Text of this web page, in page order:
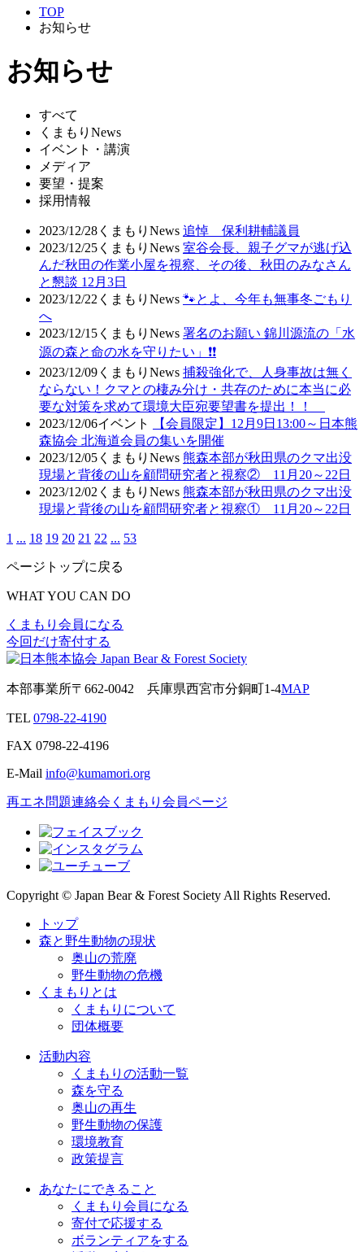
TOP
お知らせ
お知らせ
すべて
くまもりNews
イベント・講演
メディア
要望・提案
採用情報
2023/12/28 くまもりNews 追悼 保利耕輔議員
2023/12/25 くまもりNews 室谷会長、親子グマが逃げ込
んだ秋田の作業小屋を視察、その後、秋田のみなさん
と懇談 12月3日
2023/12/22 くまもりNews 🐾とよ、今年も無事冬ごもり
へ
2023/12/15 くまもりNews 署名のお願い 錦川源流の「水
源の森と命の水を守りたい」❗❗
2023/12/09 くまもりNews 捕殺強化で、人身事故は無く
ならない！クマとの棲み分け・共存のために本当に必
要な対策を求めて環境大臣宛要望書を提出！！
2023/12/06イベント
【会員限定】12月9日13:00～日本熊
森協会 北海道会員の集いを開催
2023/12/05 くまもりNews 熊森本部が秋田県のクマ出没
現場と背後の山を顧問研究者と視察② 11月20～22日
2023/12/02 くまもりNews 熊森本部が秋田県のクマ出没
現場と背後の山を顧問研究者と視察① 11月20～22日
1 ... 18 19 20 21 22 ... 53
ページトップに戻る
WHAT YOU CAN DO
くまもり会員になる
今回だけ寄付する
本部事業所〒662-0042 兵庫県西宮市分銅町1-4MAP
TEL 0798-22-4190
FAX 0798-22-4196
E-Mail info@kumamori.org
再エネ問題連絡会 くまもり会員ページ
Copyright © Japan Bear & Forest Society All Rights Reserved.
トップ
森と野生動物の現状
奥山の荒廃
野生動物の危機
くまもりとは
くまもりについて
団体概要
活動内容
くまもりの活動一覧
森を守る
奥山の再生
野生動物の保護
環境教育
政策提言
あなたにできること
くまもり会員になる
寄付で応援する
ボランティアをする